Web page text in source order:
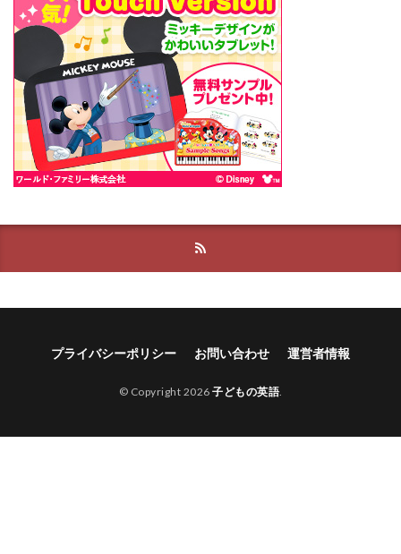
プライバシーポリシー お問い合わせ 運営者情報
© Copyright 2026 子どもの英語